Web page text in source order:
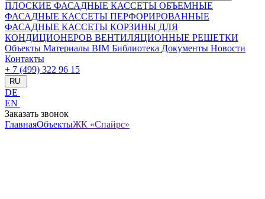
ПЛОСКИЕ ФАСАДНЫЕ КАССЕТЫ ОБЪЕМНЫЕ
ФАСАДНЫЕ КАССЕТЫ ПЕРФОРИРОВАННЫЕ
ФАСАДНЫЕ КАССЕТЫ КОРЗИНЫ ДЛЯ
КОНДИЦИОНЕРОВ ВЕНТИЛЯЦИОННЫЕ РЕШЕТКИ
Объекты Материалы BIM Библиотека Документы Новости
Контакты
+ 7 (499) 322 96 15
RU
DE
EN
Заказать звонок
ГлавнаяОбъектыЖК «Спайрс»